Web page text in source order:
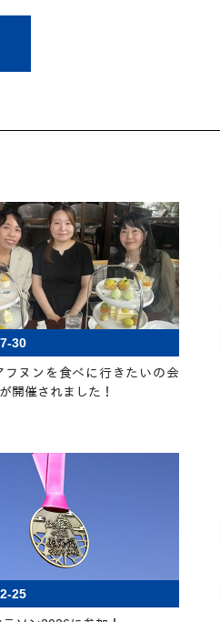
30
フヌンを食べに行きたいの会
開催されました！
25